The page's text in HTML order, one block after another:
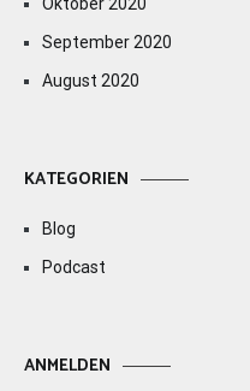
September 2020
August 2020
KATEGORIEN
Blog
Podcast
ANMELDEN